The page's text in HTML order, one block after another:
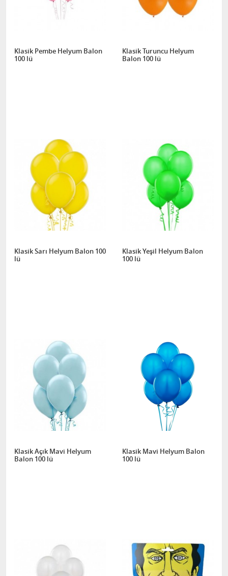
Klasik Pembe Helyum Balon
100 lü
Klasik Turuncu Helyum
Balon 100 lü
Klasik Sarı Helyum Balon 100
lü
Klasik Yeşil Helyum Balon
100 lü
Klasik Açık Mavi Helyum
Balon 100 lü
Klasik Mavi Helyum Balon
100 lü